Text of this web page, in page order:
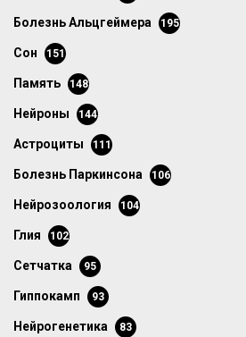
болезнь Альцгеймера 195
сон 151
память 148
нейроны 144
астроциты 111
болезнь Паркинсона 106
нейрозоология 104
глия 102
сетчатка 95
гиппокамп 93
нейрогенетика 83